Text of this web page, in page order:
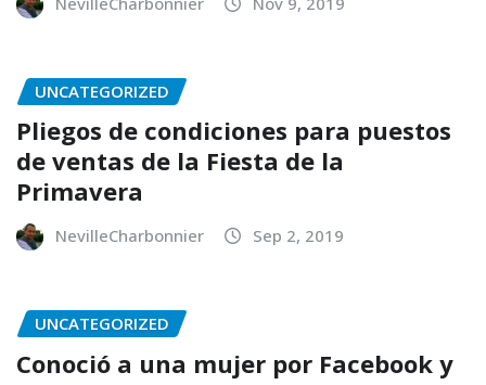
UNCATEGORIZED
Pliegos de condiciones para puestos
de ventas de la Fiesta de la
Primavera
NevilleCharbonnier Sep 2, 2019
UNCATEGORIZED
Conoció a una mujer por Facebook y